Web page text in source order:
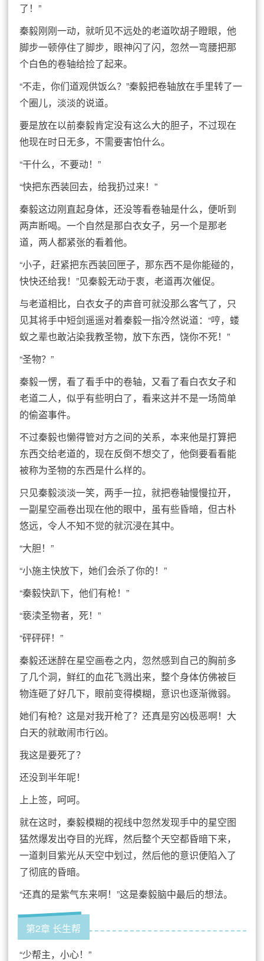
了！”
秦毅刚刚一动，就听见不远处的老道吹胡子瞪眼，他
脚步一顿停住了脚步，眼神闪了闪，忽然一弯腰把那
个白色的卷轴给捡了起来。
“不走，你们道观供饭么？”秦毅把卷轴放在手里转了一
个圈儿，淡淡的说道。
要是放在以前秦毅肯定没有这么大的胆子，不过现在
他现在时日无多，不需要害怕什么。
“干什么，不要动！”
“快把东西装回去，给我扔过来！”
秦毅这边刚直起身体，还没等看卷轴是什么，便听到
两声断喝。一个自然是那白衣女子，另一个是那老
道，两人都紧张的看着他。
“小子，赶紧把东西装回匣子，那东西不是你能碰的，
快快还给我！”见秦毅无动于衷，老道再次催促。
与老道相比，白衣女子的声音可就没那么客气了，只
见其将手中短剑遥遥对着秦毅一指冷然说道：“哼，蝼
蚁之辈也敢沾染我教圣物，放下东西，饶你不死！”
“圣物？”
秦毅一愣，看了看手中的卷轴，又看了看白衣女子和
老道二人，似乎有些明白了，看来这并不是一场简单
的偷盗事件。
不过秦毅也懒得管对方之间的关系，本来他是打算把
东西交给老道的，现在反倒不想交了，他倒要看看能
被称为圣物的东西是什么样的。
只见秦毅淡淡一笑，两手一拉，就把卷轴慢慢拉开，
一副星空画卷出现在他的眼中，虽有些昏暗，但古朴
悠远，令人不知不觉的就沉浸在其中。
“大胆！”
“小施主快放下，她们会杀了你的！”
“秦毅快趴下，他们有枪！”
“亵渎圣物者，死！”
“砰砰砰！”
秦毅还迷醉在星空画卷之内，忽然感到自己的胸前多
了几个洞，鲜红的血花飞溅出来，整个身体仿佛被巨
物连砸了好几下，眼前变得模糊，意识也逐渐微弱。
她们有枪？这是对我开枪了？还真是穷凶极恶啊！大
白天的就敢闹市行凶。
我这是要死了？
还没到半年呢！
上上签，呵呵。
就在这时，秦毅模糊的视线中忽然发现手中的星空图
猛然爆发出夺目的光辉，然后整个天空都昏暗下来，
一道刺目紫光从天空中划过，然后他的意识便陷入了
了彻底的昏暗。
“还真的是紫气东来啊！”这是秦毅脑中最后的想法。
第2章 长生帮
“少帮主，小心！”